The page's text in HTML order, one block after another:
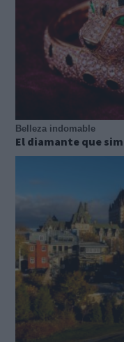
Belleza indomable
El diamante que